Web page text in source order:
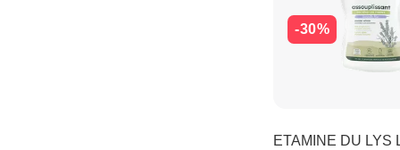
-30%
ETAMINE DU LYS